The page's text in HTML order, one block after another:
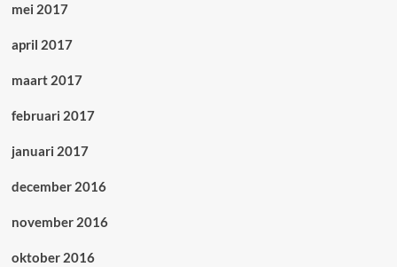
mei 2017
april 2017
maart 2017
februari 2017
januari 2017
december 2016
november 2016
oktober 2016